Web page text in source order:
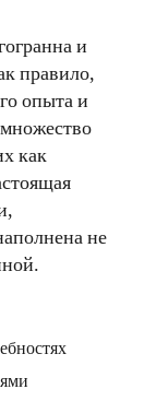
и
правило,
опыта и
как
не